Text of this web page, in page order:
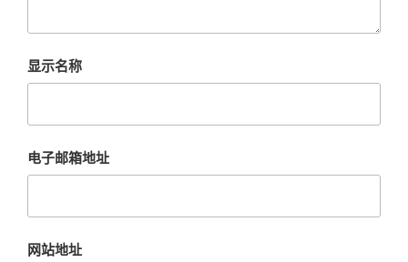
显示名称
电子邮箱地址
网站地址